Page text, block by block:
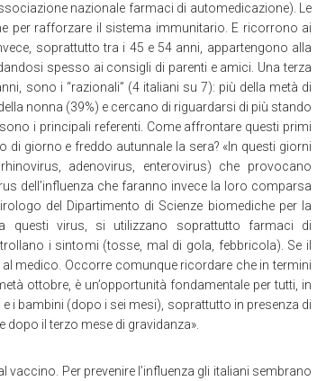
nazionale farmaci di automedicazione). Le
per rafforzare il sistema immunitario. E ricorrono ai
soprattutto tra i 45 e 54 anni, appartengono alla
spesso ai consigli di parenti e amici. Una terza
sono i “razionali” (4 italiani su 7): più della metà di
nonna (39%) e cercano di riguardarsi di più stando
i principali referenti. Come affrontare questi primi
giorno e freddo autunnale la sera? «In questi giorni
adenovirus, enterovirus) che provocano
dell’influenza che faranno invece la loro comparsa
del Dipartimento di Scienze biomediche per la
questi virus, si utilizzano soprattutto farmaci di
i sintomi (tosse, mal di gola, febbricola). Se il
medico. Occorre comunque ricordare che in termini
ottobre, è un’opportunità fondamentale per tutti, in
i bambini (dopo i sei mesi), soprattutto in presenza di
il terzo mese di gravidanza».
Per prevenire l’influenza gli italiani sembrano